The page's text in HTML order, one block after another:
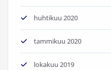
huhtikuu 2020
tammikuu 2020
lokakuu 2019